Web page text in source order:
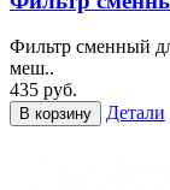
Фильтр сменный
меш..
435 руб.
В корзину Детали